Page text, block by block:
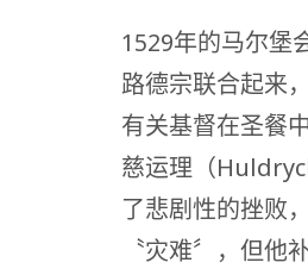
1529年的马尔堡
路德宗联合起来
有关基督在圣餐
慈运理（
了悲剧性的挫败
〝灾难〞，但